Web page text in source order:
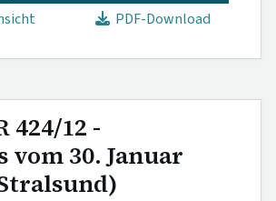
PDF-Download
424/12 -
vom 30. Januar